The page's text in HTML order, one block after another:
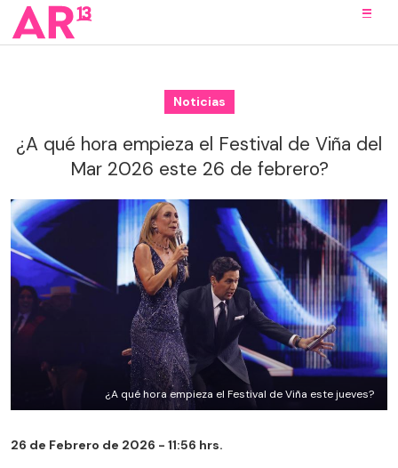
Noticias
¿A qué hora empieza el Festival de Viña del
Mar 2026 este 26 de febrero?
¿A qué hora empieza el Festival de Viña este jueves?
26 de Febrero de 2026 - 11:56 hrs.